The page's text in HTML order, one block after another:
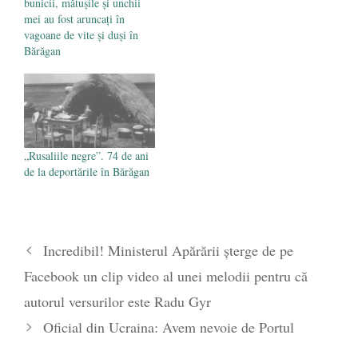
mei au fost aruncați în
vagoane de vite și duși în
Bărăgan
„Rusaliile negre”. 74 de ani
de la deportările în Bărăgan
Incredibil! Ministerul Apărării șterge de pe
Facebook un clip video al unei melodii pentru că
autorul versurilor este Radu Gyr
Oficial din Ucraina: Avem nevoie de Portul